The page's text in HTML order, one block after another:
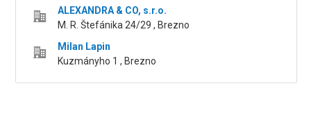
ALEXANDRA & CO, s.r.o.
M. R. Štefánika 24/29 , Brezno
Milan Lapin
Kuzmányho 1 , Brezno